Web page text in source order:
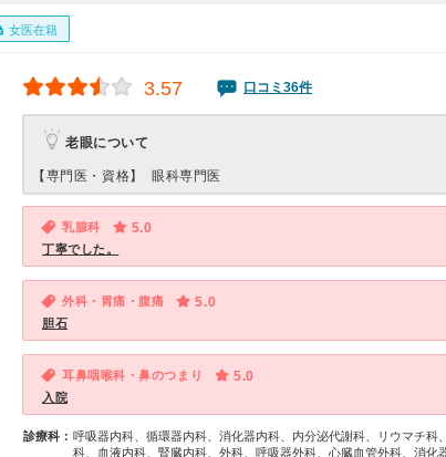
女医在籍
3.57 口コミ36件
老眼について
【専門医・資格】 眼科専門医
乳腺科 5.0
丁寧でした。
外科・胃痛・腹痛 5.0
胆石
耳鼻咽喉科・鼻のつまり 5.0
入院
診療科： 呼吸器内科、循環器内科、消化器内科、内分泌代謝科、リウマチ科
科、血液内科、腎臓内科、外科、呼吸器外科、心臓血管外科、消化